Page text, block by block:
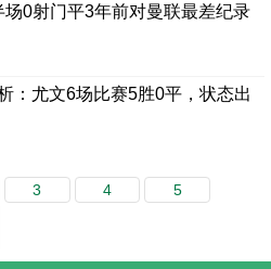
0射门平3年前对曼联最差纪录
：尤文6场比赛5胜0平，状态出
3 4
5